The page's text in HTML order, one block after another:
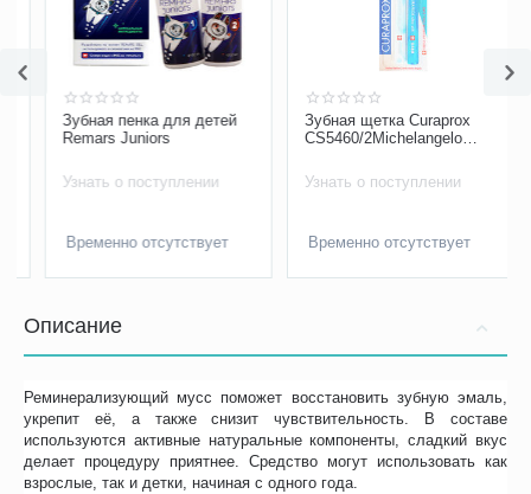
Зубная пенка для детей
Remars Juniors
Узнать о поступлении
Временно отсутствует
Зубная щетка Curaprox
CS5460/2Michelangelo
Узнать о поступлении
Временно отсутствует
Описание
Реминерализующий мусс поможет восстановить зубную эмаль,
укрепит её, а также снизит чувствительность. В составе
используются активные натуральные компоненты, сладкий вкус
делает процедуру приятнее. Средство могут использовать как
взрослые, так и детки, начиная с одного года.